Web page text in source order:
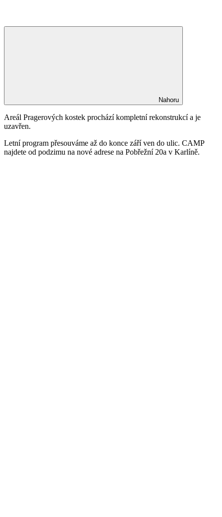
Nahoru
Areál Pragerových kostek prochází kompletní rekonstrukcí a je
uzavřen.
Letní program přesouváme až do konce září ven do ulic. CAMP
najdete od podzimu na nové adrese na Pobřežní 20a v Karlíně.